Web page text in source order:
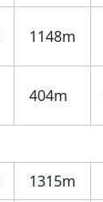
1148m
404m
1315m